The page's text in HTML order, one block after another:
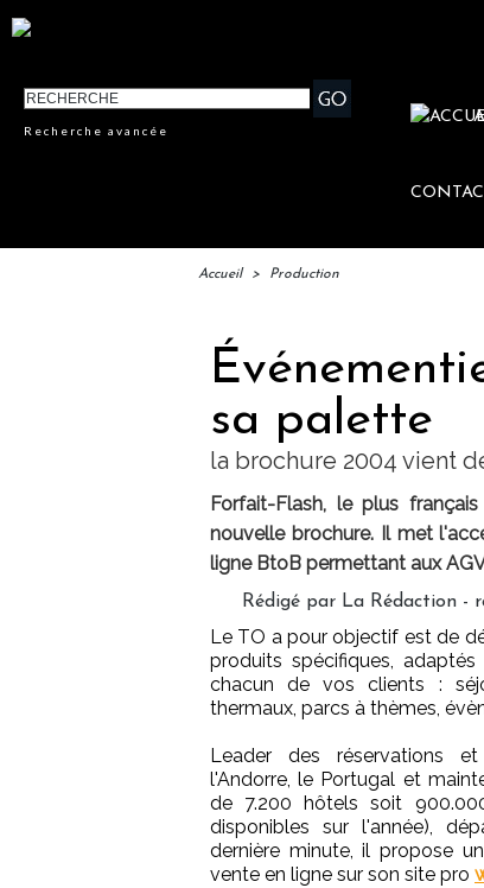
Recherche avancée
Accueil > Production
sa palette
la brochure 2004 vient
Forfait-Flash, le plus
nouvelle brochure. Il met
ligne BtoB permettant aux
Rédigé par La Rédaction -
Le TO a pour objectif est de
produits spécifiques,
chacun de vos clients :
thermaux, parcs à thèmes,
Leader des réservations
l'Andorre, le Portugal et
de 7.200 hôtels soit
disponibles sur l'année),
dernière minute, il propose
vente en ligne sur son site pro